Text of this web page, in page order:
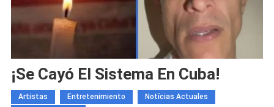
¡Se Cayó El Sistema En Cuba!
Artistas Entretenimiento
Notícias Actuales